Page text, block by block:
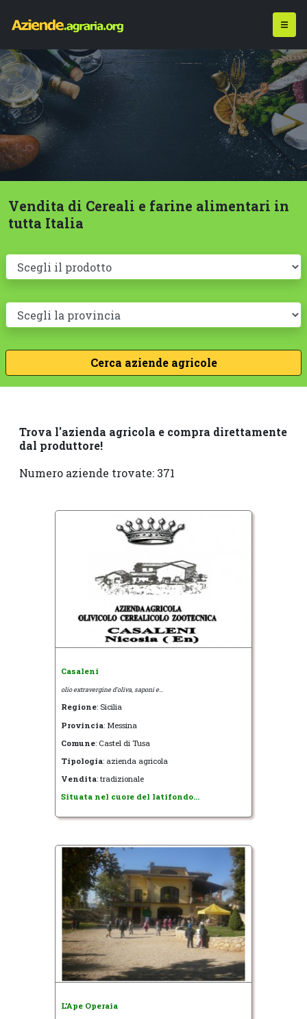
Vendita di Cereali e farine alimentari in
tutta Italia
Trova l'azienda agricola e compra direttamente
dal produttore!
Numero aziende trovate: 371
Casaleni
olio extravergine d'oliva, saponi e...
Regione: Sicilia
Provincia: Messina
Comune: Castel di Tusa
Tipologia: azienda agricola
Vendita: tradizionale
Situata nel cuore del latifondo...
L'Ape Operaia